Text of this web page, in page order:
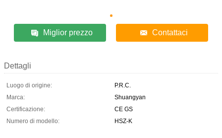
Miglior prezzo Contattaci
Dettagli
Luogo di origine:
P.R.C.
Marca:
Shuangyan
Certificazione:
CE GS
Numero di modello:
HSZ-K